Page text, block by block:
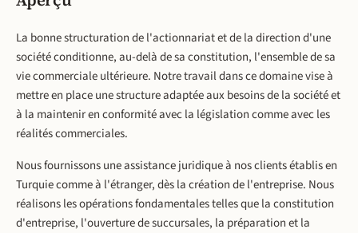
La bonne structuration de l'actionnariat et de la direction d'une
société conditionne, au-delà de sa constitution, l'ensemble de sa
vie commerciale ultérieure. Notre travail dans ce domaine vise à
mettre en place une structure adaptée aux besoins de la société et
à la maintenir en conformité avec la législation comme avec les
réalités commerciales.
Nous fournissons une assistance juridique à nos clients établis en
Turquie comme à l'étranger, dès la création de l'entreprise. Nous
réalisons les opérations fondamentales telles que la constitution
d'entreprise, l'ouverture de succursales, la préparation et la